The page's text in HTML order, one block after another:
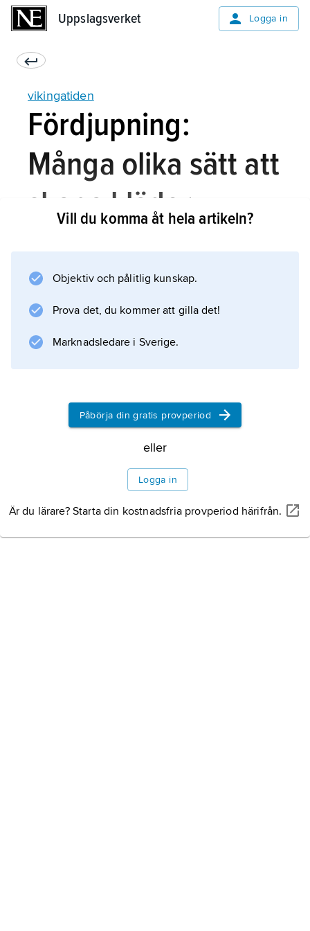
Uppslagsverket Logga in
vikingatiden
Fördjupning:
Många olika sätt att
skapa kläder
Under vikingatiden användes flera olika
tekniker för att tillverka kläderna, och man
hade en mängd olika färger. Materialet var
Färgning
Nålbindning
Information om artikeln
Vill du komma åt hela artikeln?
Objektiv och pålitlig kunskap.
Prova det, du kommer att gilla det!
Marknadsledare i Sverige.
Påbörja din gratis provperiod
eller
Logga in
Är du lärare? Starta din kostnadsfria provperiod härifrån.